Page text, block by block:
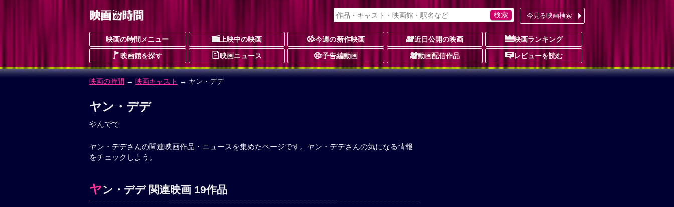
今見る映画検索
映画の時間メニュー 上映中の映画 今週の新作映画 近日公開の映画 映画ランキング
映画館を探す 映画ニュース 予告編動画 動画配信作品 レビューを読む
映画の時間 → 映画キャスト → ヤン・デデ
ヤン・デデ
やんでで
ヤン・デデさんの関連映画作品・ニュースを集めたページです。ヤン・デデさんの気になる情報
をチェックしよう。
ヤン・デデ 関連映画 19作品